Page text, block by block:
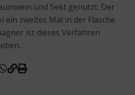
und Sekt genutzt. Der
ein zweites Mal in der Flasche
ist dieses Verfahren